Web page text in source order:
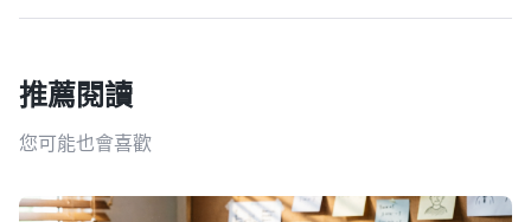
推薦閱讀
您可能也會喜歡